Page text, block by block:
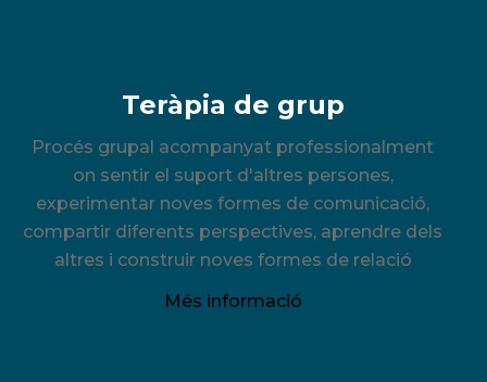
Teràpia de grup
Procés grupal acompanyat professionalment
on sentir el suport d'altres persones,
experimentar noves formes de comunicació,
compartir diferents perspectives, aprendre dels
altres i construir noves formes de relació
Més informació